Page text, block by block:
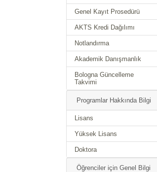
Genel Kayıt Prosedürü
AKTS Kredi Dağılımı
Notlandırma
Akademik Danışmanlık
Bologna Güncelleme
Takvimi
Programlar Hakkında Bilgi
Lisans
Yüksek Lisans
Doktora
Öğrenciler için Genel Bilgi